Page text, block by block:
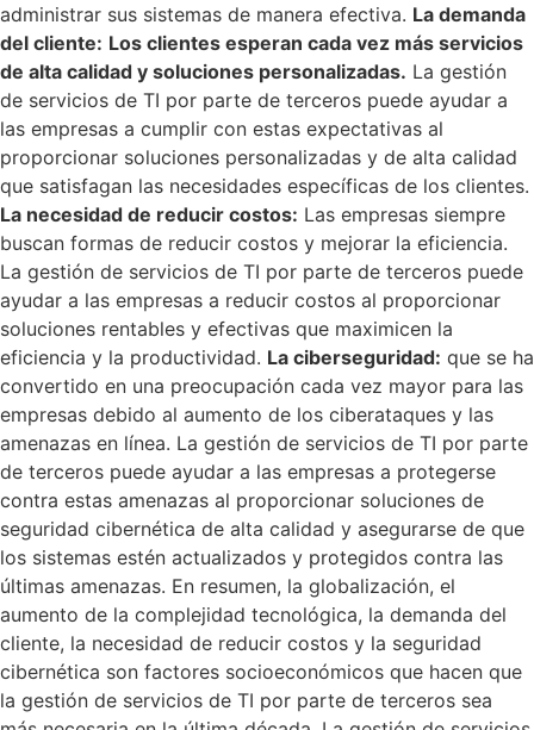
administrar sus sistemas de manera efectiva. La demanda
del cliente: Los clientes esperan cada vez más servicios
de alta calidad y soluciones personalizadas. La gestión
de servicios de TI por parte de terceros puede ayudar a
las empresas a cumplir con estas expectativas al
proporcionar soluciones personalizadas y de alta calidad
que satisfagan las necesidades específicas de los clientes.
La necesidad de reducir costos: Las empresas siempre
buscan formas de reducir costos y mejorar la eficiencia.
La gestión de servicios de TI por parte de terceros puede
ayudar a las empresas a reducir costos al proporcionar
soluciones rentables y efectivas que maximicen la
eficiencia y la productividad. La ciberseguridad: que se ha
convertido en una preocupación cada vez mayor para las
empresas debido al aumento de los ciberataques y las
amenazas en línea. La gestión de servicios de TI por parte
de terceros puede ayudar a las empresas a protegerse
contra estas amenazas al proporcionar soluciones de
seguridad cibernética de alta calidad y asegurarse de que
los sistemas estén actualizados y protegidos contra las
últimas amenazas. En resumen, la globalización, el
aumento de la complejidad tecnológica, la demanda del
cliente, la necesidad de reducir costos y la seguridad
cibernética son factores socioeconómicos que hacen que
la gestión de servicios de TI por parte de terceros sea